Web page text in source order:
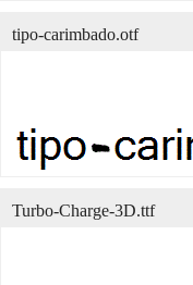
tipo-carimbado.otf
Turbo-Charge-3D.ttf